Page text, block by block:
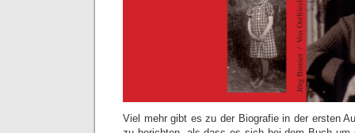
Viel mehr gibt es zu der Biografie in der ersten